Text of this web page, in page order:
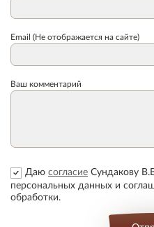
Email (Не отображается на сайте)
Ваш комментарий
Даю согласие Сундакову
персональных данных и
обработки.